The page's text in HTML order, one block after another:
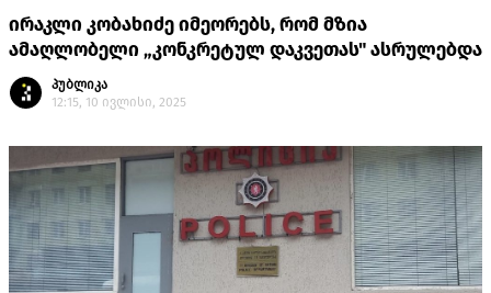
ირაკლი კობახიძე იმეორებს, რომ მზია
ამაღლობელი „კონკრეტულ დაკვეთას" ასრულებდა
პუბლიკა
12:15, 10 ივლისი, 2025